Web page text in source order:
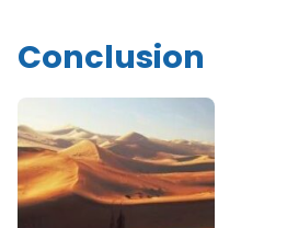
Conclusion